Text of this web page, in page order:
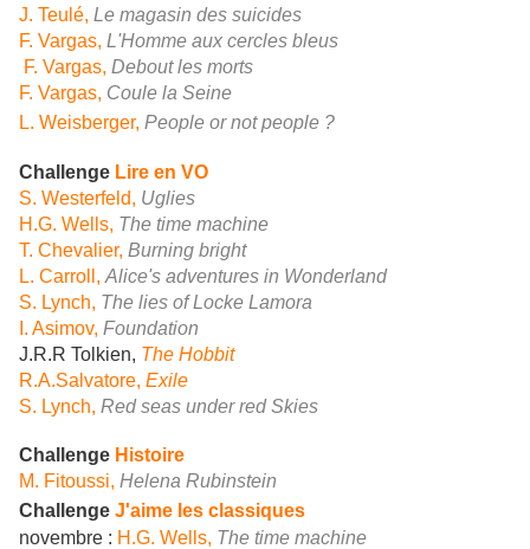
J. Teulé, Le magasin des suicides
F. Vargas, L'Homme aux cercles bleus
F. Vargas, Debout les morts
F. Vargas, Coule la Seine
L. Weisberger, People or not people ?
Challenge Lire en VO
S. Westerfeld, Uglies
H.G. Wells, The time machine
T. Chevalier, Burning bright
L. Carroll, Alice's adventures in Wonderland
S. Lynch, The lies of Locke Lamora
I. Asimov, Foundation
J.R.R Tolkien, The Hobbit
R.A.Salvatore, Exile
S. Lynch, Red seas under red Skies
Challenge Histoire
M. Fitoussi, Helena Rubinstein
Challenge J'aime les classiques
novembre : H.G. Wells, The time machine